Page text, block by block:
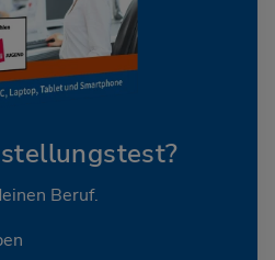
Beruf.